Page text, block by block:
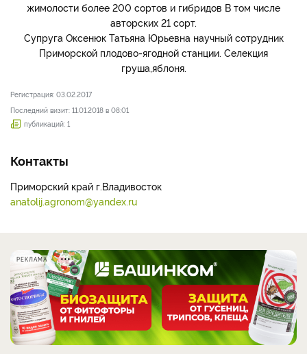
жимолости более 200 сортов и гибридов В том числе
авторских 21 сорт.
Супруга Оксенюк Татьяна Юрьевна научный сотрудник
Приморской плодово-ягодной станции. Селекция
груша,яблоня.
Регистрация: 03.02.2017
Последний визит: 11.01.2018 в 08:01
публикаций: 1
Контакты
Приморский край г.Владивосток
anatolij.agronom@yandex.ru
РЕКЛАМА